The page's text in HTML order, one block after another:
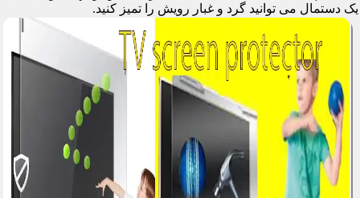
یک دستمال می توانید گرد و غبار رویش را تمیز کنید.